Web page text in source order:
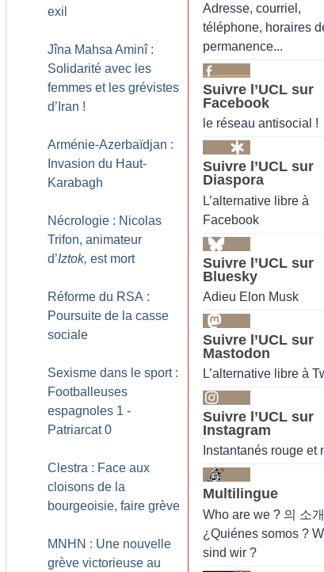
exil
Jîna Mahsa Aminî :
Solidarité avec les
femmes et les grévistes
d’Iran !
Arménie-Azerbaïdjan :
Invasion du Haut-
Karabagh
Nécrologie : Nicolas
Trifon, animateur
d’Iztok, est mort
Réforme du RSA :
Poursuite de la casse
sociale
Sexisme dans le sport :
Footballeuses
espagnoles 1 -
Patriarcat 0
Clestra : Face aux
cloisons de la
bourgeoisie, faire grève
MNHN : Une nouvelle
grève victorieuse au
Adresse, courriel,
téléphone, horaires
permanence...
Suivre l’UCL sur
Facebook
le réseau antisocial !
Suivre l’UCL sur
Diaspora
L’alternative libre à
Facebook
Suivre l’UCL sur
Bluesky
Adieu Elon Musk
Suivre l’UCL sur
Mastodon
L’alternative libre à
Suivre l’UCL sur
Instagram
Instantanés rouge et
Multilingue
Who are we ? 의 소개
¿Quiénes somos ?
sind wir ?